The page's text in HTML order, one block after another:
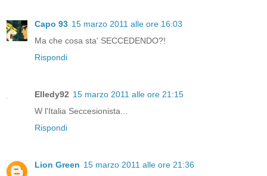
Capo 93 15 marzo 2011 alle ore 16:03
Ma che cosa sta' SECCEDENDO?!
Rispondi
Elledy92 15 marzo 2011 alle ore 21:15
W l'Italia Seccesionista...
Rispondi
Lion Green 15 marzo 2011 alle ore 21:36